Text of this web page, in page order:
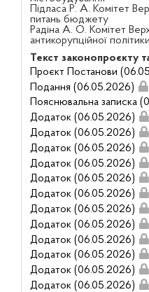
Підласа Р. А. Комітет
питань бюджету
Радіна А. О. Комітет
антикорупційної політики
Текст законопроєкту
Проєкт Постанови
Подання (06.05.2026)
Пояснювальна записка
Додаток (06.05.2026)
Додаток (06.05.2026)
Додаток (06.05.2026)
Додаток (06.05.2026)
Додаток (06.05.2026)
Додаток (06.05.2026)
Додаток (06.05.2026)
Додаток (06.05.2026)
Додаток (06.05.2026)
Додаток (06.05.2026)
Додаток (06.05.2026)
Додаток (06.05.2026)